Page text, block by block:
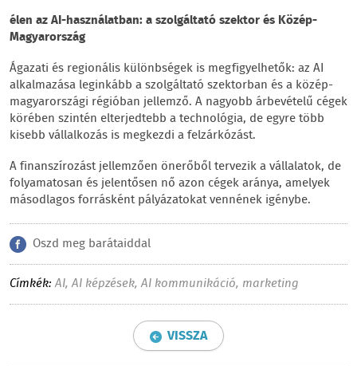
élen az AI-használatban: a szolgáltató szektor és Közép-
Magyarország
Ágazati és regionális különbségek is megfigyelhetők: az AI
alkalmazása leginkább a szolgáltató szektorban és a közép-
magyarországi régióban jellemző. A nagyobb árbevételű cégek
körében szintén elterjedtebb a technológia, de egyre több
kisebb vállalkozás is megkezdi a felzárkózást.
A finanszírozást jellemzően önerőből tervezik a vállalatok, de
folyamatosan és jelentősen nő azon cégek aránya, amelyek
másodlagos forrásként pályázatokat vennének igénybe.
Oszd meg barátaiddal
Címkék: AI,AI képzések,AI kommunikáció, marketing
VISSZA